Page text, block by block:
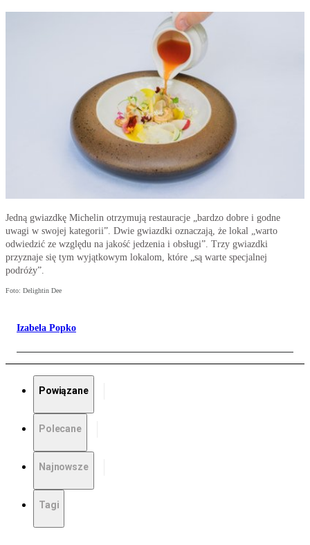
Jedną gwiazdkę Michelin otrzymują restauracje „bardzo dobre i godne
uwagi w swojej kategorii”. Dwie gwiazdki oznaczają, że lokal „warto
odwiedzić ze względu na jakość jedzenia i obsługi”. Trzy gwiazdki
przyznaje się tym wyjątkowym lokalom, które „są warte specjalnej
podróży”.
Foto: Delightin Dee
Izabela Popko
Powiązane
Polecane
Najnowsze
Tagi